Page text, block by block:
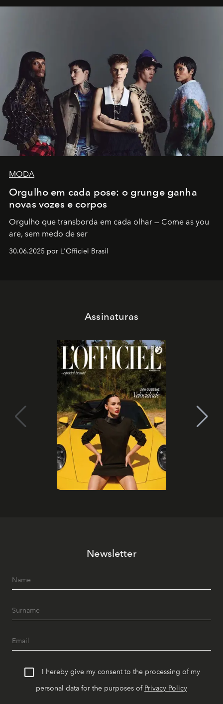
MODA
Orgulho em cada pose: o grunge ganha
novas vozes e corpos
Orgulho que transborda em cada olhar — Come as you
are, sem medo de ser
30.06.2025 por L'Officiel Brasil
Assinaturas
Newsletter
I hereby give my consent to the processing of my
personal data for the purposes of Privacy Policy